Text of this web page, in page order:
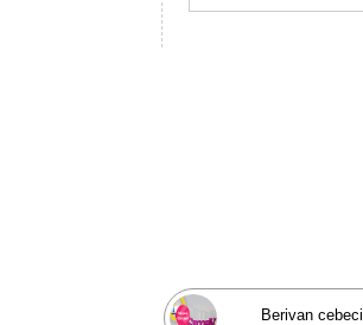
Berivan cebeci